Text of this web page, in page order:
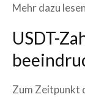
Mehr dazu
USDT-
Zum Zeitpunkt